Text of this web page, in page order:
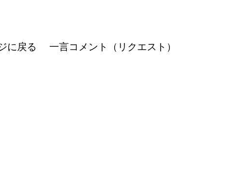
に戻る 一言コメント（リクエスト）